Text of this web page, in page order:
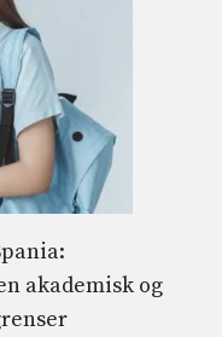
akademisk og